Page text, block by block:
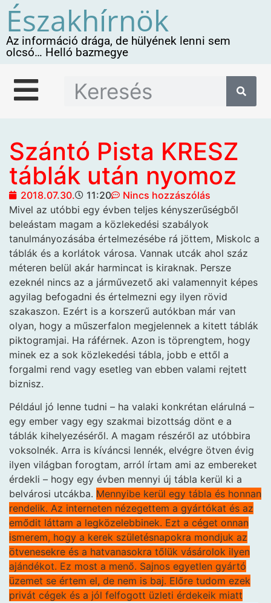
Északhírnök
Az információ drága, de hülyének lenni sem
olcsó… Helló bazmegye
Szántó Pista KRESZ
táblák után nyomoz
2018.07.30. 11:20
Nincs hozzászólás
Mivel az utóbbi egy évben teljes kényszerűségből
beleástam magam a közlekedési szabályok
tanulmányozásába értelmezésébe rá jöttem, Miskolc a
táblák és a korlátok városa. Vannak utcák ahol száz
méteren belül akár harmincat is kiraknak. Persze
ezeknél nincs az a járművezető aki valamennyit képes
agyilag befogadni és értelmezni egy ilyen rövid
szakaszon. Ezért is a korszerű autókban már van
olyan, hogy a műszerfalon megjelennek a kitett táblák
piktogramjai. Ha ráférnek. Azon is töprengtem, hogy
minek ez a sok közlekedési tábla, jobb e ettől a
forgalmi rend vagy esetleg van ebben valami rejtett
biznisz.
Például jó lenne tudni – ha valaki konkrétan elárulná –
egy ember vagy egy szakmai bizottság dönt e a
táblák kihelyezéséről. A magam részéről az utóbbira
voksolnék. Arra is kíváncsi lennék, elvégre ötven évig
ilyen világban forogtam, arról írtam ami az embereket
érdekli – hogy egy évben mennyi új tábla kerül ki a
belvárosi utcákba. Mennyibe kerül egy tábla és honnan
rendelik. Az interneten nézegettem a gyártókat és az
emődit láttam a legközelebbinek. Ezt a céget onnan
ismerem, hogy a kerek születésnapokra mondjuk az
ötvenesekre és a hatvanasokra tőlük vásárolok ilyen
ajándékot. Ez most a menő. Sajnos egyetlen gyártó
üzemet se értem el, de nem is baj. Előre tudom ezek
privát cégek és a jól felfogott üzleti érdekeik miatt